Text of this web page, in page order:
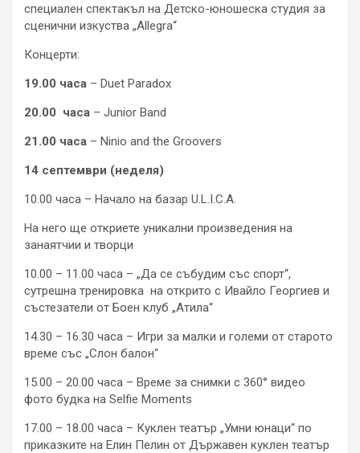
специален спектакъл на Детско-юношеска студия за
сценични изкуства „Allegra“
Концерти:
19.00 часа – Duet Paradox
20.00 часа – Junior Band
21.00 часа – Ninio and the Groovers
14 септември (неделя)
10.00 часа – Начало на базар U.L.I.C.A.
На него ще откриете уникални произведения на
занаятчии и творци
10.00 – 11.00 часа – „Да се събудим със спорт“,
сутрешна тренировка на открито с Ивайло Георгиев и
състезатели от Боен клуб „Атила“
14.30 – 16.30 часа – Игри за малки и големи от старото
време със „Слон балон“
15.00 – 20.00 часа – Време за снимки с 360° видео
фото будка на Selfie Moments
17.00 – 18.00 часа – Куклен театър „Умни юнаци“ по
приказките на Елин Пелин от Държавен куклен театър